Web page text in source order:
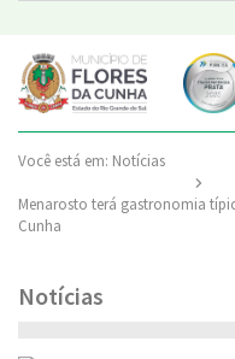
Você está em: Notícias
Menarosto terá gastronomia
Cunha
Notícias